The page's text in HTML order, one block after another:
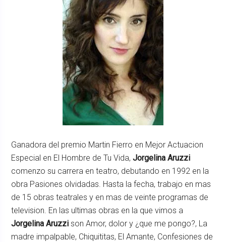
Ganadora del premio Martin Fierro en Mejor Actuacion
Especial en El Hombre de Tu Vida,Jorgelina Aruzzi
comenzo su carrera en teatro, debutando en 1992 en la
obra Pasiones olvidadas. Hasta la fecha, trabajo en mas
de 15 obras teatrales y en mas de veinte programas de
television. En las ultimas obras en la que vimos a
Jorgelina Aruzzi son Amor, dolor y ¿que me pongo?, La
madre impalpable, Chiquititas, El Amante, Confesiones de